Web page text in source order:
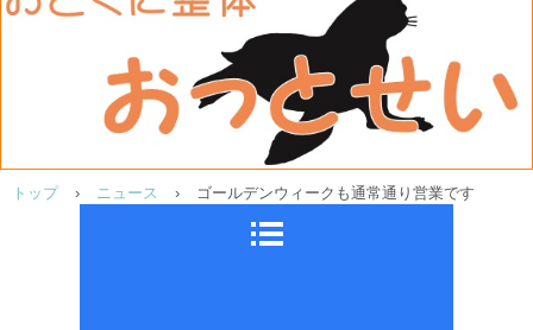
トップ › ニュース › ゴールデンウィークも通常通り営業です